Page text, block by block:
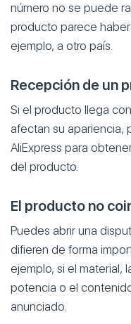
número no se puede
producto parece
ejemplo, a otro país.
Recepción de un
Si el producto llega
afectan su apariencia,
AliExpress para
del producto.
El producto no
Puedes abrir una
difieren de forma
ejemplo, si el material,
potencia o el
anunciado.